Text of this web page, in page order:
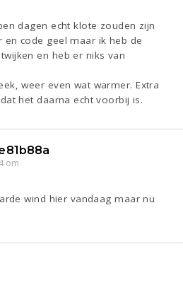
dagen echt klote zouden zijn
code geel maar ik heb de
en heb er niks van
weer even wat warmer. Extra
het daarna echt voorbij is.
om
wind hier vandaag maar nu